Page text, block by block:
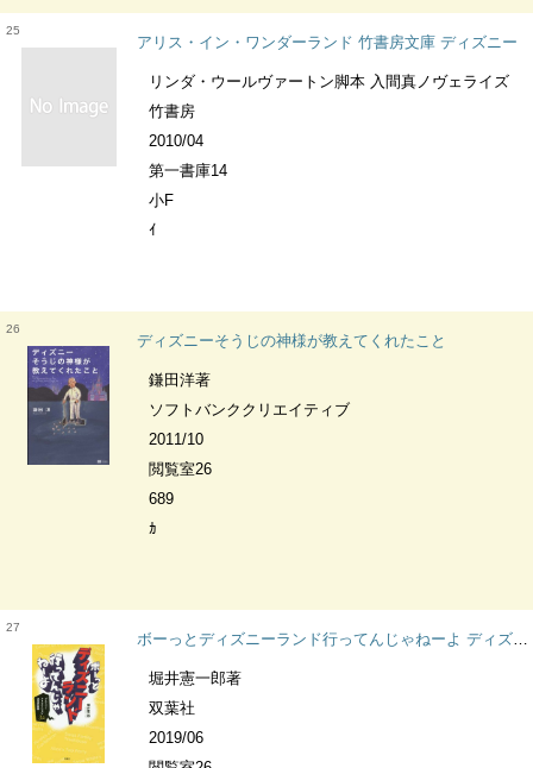
25
アリス・イン・ワンダーランド 竹書房文庫 ディズニー
リンダ・ウールヴァートン脚本 入間真ノヴェライズ
竹書房
2010/04
第一書庫14
小F
ｲ
26
ディズニーそうじの神様が教えてくれたこと
鎌田洋著
ソフトバンククリエイティブ
2011/10
閲覧室26
689
ｶ
27
ボーっとディズニーランド行ってんじゃねーよ ディズニーアトラクション34本当の物語
堀井憲一郎著
双葉社
2019/06